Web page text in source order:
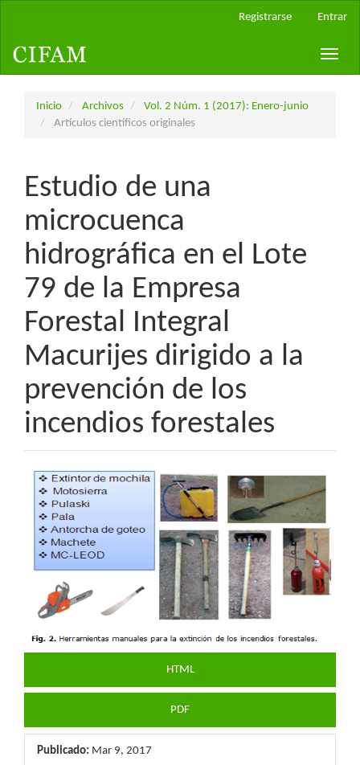
principal
Barra
Registrarse Entrar
Toggle
Inicio Archivos
Vol. 2 Núm. 1 (2017): Enero-junio
Artículos científicos originales
Estudio de una
microcuenca
hidrográfica en el Lote
79 de la Empresa
Forestal Integral
Macurijes dirigido a la
prevención de los
incendios forestales
Barra
lateral
del
artículo
HTML
PDF
Publicado: Mar 9, 2017